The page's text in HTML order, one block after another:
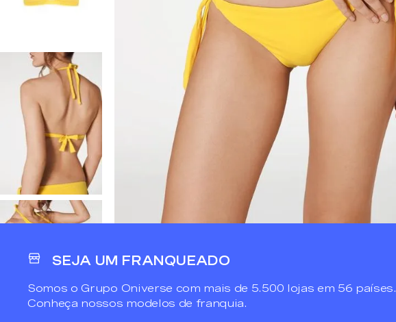
SEJA UM FRANQUEADO
Somos o Grupo Oniverse com mais de 5.500 lojas em 56 países.
Conheça nossos modelos de franquia.